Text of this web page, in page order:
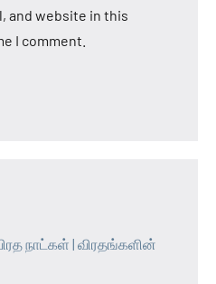
and website in this
I comment.
நாட்கள் | விரதங்களின்